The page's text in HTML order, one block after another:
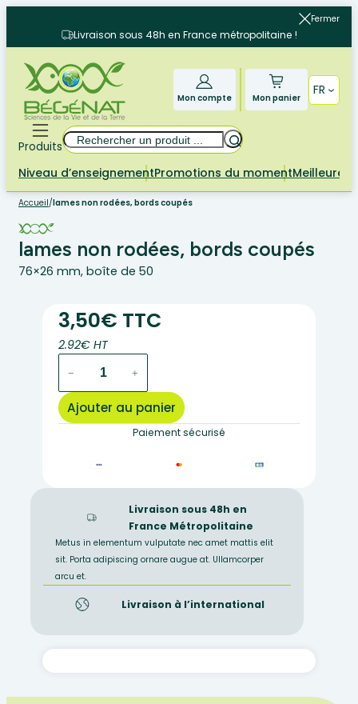
contenu
Fermer
Livraison sous 48h en France métropolitaine !
Mon compte Mon panier
FR
Produits
Rechercher
Niveau d’enseignementPromotions du momentMeilleures
Accueil/lames non rodées, bords coupés
lames non rodées, bords coupés
76×26 mm, boîte de 50
3,50€ TTC
2.92€ HT
lames
non
coupés
− +
Ajouter au panier
Paiement sécurisé
Livraison sous 48h en
France Métropolitaine
Metus in elementum vulputate nec amet mattis elit
sit. Porta adipiscing ornare augue at. Ullamcorper
arcu et.
Livraison à l’international